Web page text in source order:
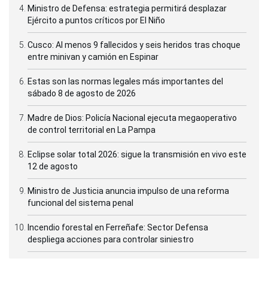
Ministro de Defensa: estrategia permitirá desplazar
Ejército a puntos críticos por El Niño
Cusco: Al menos 9 fallecidos y seis heridos tras choque
entre minivan y camión en Espinar
Estas son las normas legales más importantes del
sábado 8 de agosto de 2026
Madre de Dios: Policía Nacional ejecuta megaoperativo
de control territorial en La Pampa
Eclipse solar total 2026: sigue la transmisión en vivo este
12 de agosto
Ministro de Justicia anuncia impulso de una reforma
funcional del sistema penal
Incendio forestal en Ferreñafe: Sector Defensa
despliega acciones para controlar siniestro